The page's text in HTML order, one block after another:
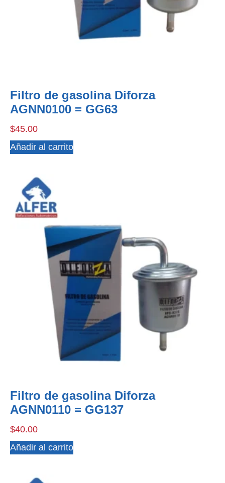
Filtro de gasolina Diforza
AGNN0100 = GG63
$45.00
Añadir al carrito
Filtro de gasolina Diforza
AGNN0110 = GG137
$40.00
Añadir al carrito